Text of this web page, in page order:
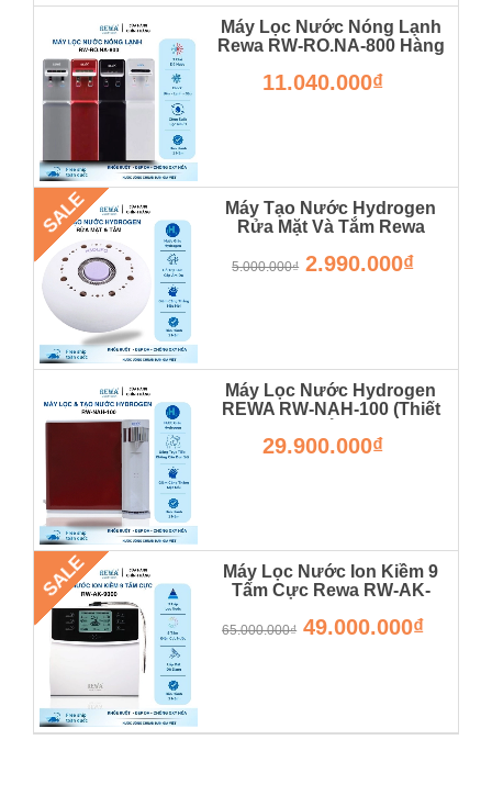
Máy Lọc Nước Nóng Lạnh
Rewa RW-RO.NA-800 Hàng
RW-RO.NA-800
11.040.000₫
SALE
Máy Tạo Nước Hydrogen
Rửa Mặt Và Tắm Rewa
5.000.000₫ 2.990.000₫
Máy Lọc Nước Hydrogen
REWA RW-NAH-100 (Thiết
29.900.000₫
SALE
Máy Lọc Nước Ion Kiềm 9
Tấm Cực Rewa RW-AK-
Bảo Hành 36 Tháng
65.000.000₫ 49.000.000₫